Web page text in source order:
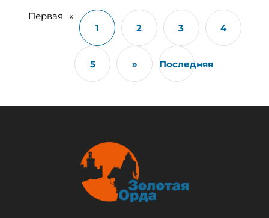
Первая
«
1
2 3 4
5 » Последняя